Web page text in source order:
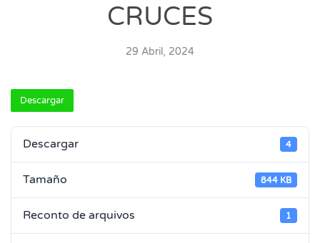
CRUCES
29 Abril, 2024
Descargar
Descargar 4
Tamaño 844 KB
Reconto de arquivos 1